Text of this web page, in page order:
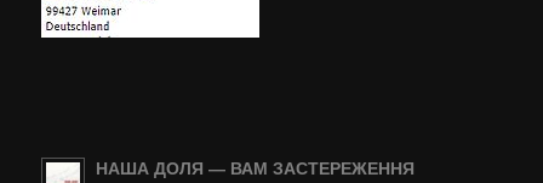
НАША ДОЛЯ — ВАМ ЗАСТЕРЕЖЕННЯ